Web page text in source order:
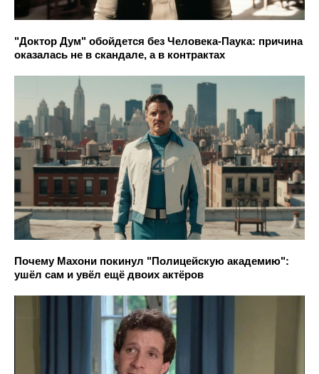
"Доктор Дум" обойдется без Человека-Паука: причина
оказалась не в скандале, а в контрактах
Почему Махони покинул "Полицейскую академию":
ушёл сам и увёл ещё двоих актёров